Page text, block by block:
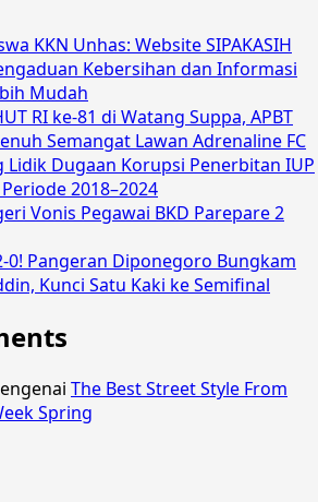
KKN Unhas: Website SIPAKASIH
Kebersihan dan Informasi
Mudah
RI ke-81 di Watang Suppa, APBT
Semangat Lawan Adrenaline FC
Lidik Dugaan Korupsi Penerbitan IUP
2018–2024
Vonis Pegawai BKD Parepare 2
0! Pangeran Diponegoro Bungkam
Kunci Satu Kaki ke Semifinal
The Best Street Style From
Spring